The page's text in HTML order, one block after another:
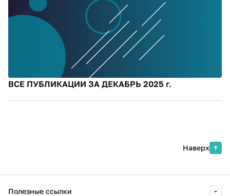
ВСЕ ПУБЛИКАЦИИ ЗА ДЕКАБРЬ 2025 г.
Наверх
Полезные ссылки